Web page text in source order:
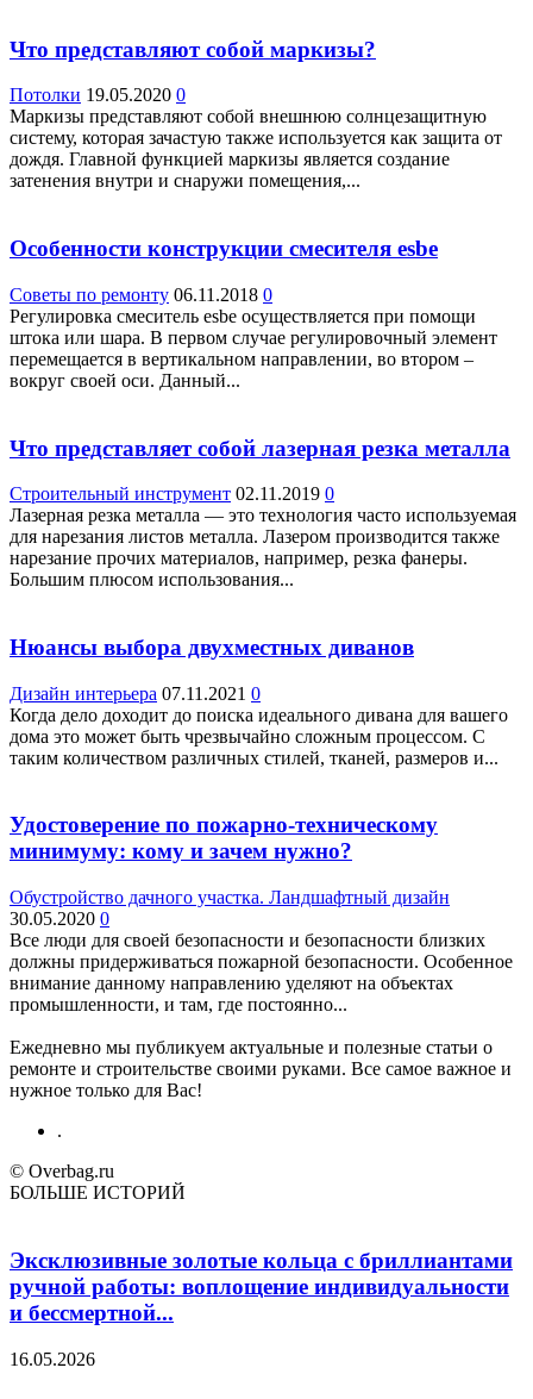
Что представляют собой маркизы?
Потолки 19.05.2020 0
Маркизы представляют собой внешнюю солнцезащитную
систему, которая зачастую также используется как защита от
дождя. Главной функцией маркизы является создание
затенения внутри и снаружи помещения,...
Особенности конструкции смесителя esbe
Советы по ремонту 06.11.2018 0
Регулировка смеситель esbe осуществляется при помощи
штока или шара. В первом случае регулировочный элемент
перемещается в вертикальном направлении, во втором –
вокруг своей оси. Данный...
Что представляет собой лазерная резка металла
Строительный инструмент 02.11.2019 0
Лазерная резка металла — это технология часто используемая
для нарезания листов металла. Лазером производится также
нарезание прочих материалов, например, резка фанеры.
Большим плюсом использования...
Нюансы выбора двухместных диванов
Дизайн интерьера 07.11.2021 0
Когда дело доходит до поиска идеального дивана для вашего
дома это может быть чрезвычайно сложным процессом. С
таким количеством различных стилей, тканей, размеров и...
Удостоверение по пожарно-техническому
минимуму: кому и зачем нужно?
Обустройство дачного участка. Ландшафтный дизайн
30.05.2020 0
Все люди для своей безопасности и безопасности близких
должны придерживаться пожарной безопасности. Особенное
внимание данному направлению уделяют на объектах
промышленности, и там, где постоянно...
Ежедневно мы публикуем актуальные и полезные статьи о
ремонте и строительстве своими руками. Все самое важное и
нужное только для Вас!
.
© Overbag.ru
БОЛЬШЕ ИСТОРИЙ
Эксклюзивные золотые кольца с бриллиантами
ручной работы: воплощение индивидуальности
и бессмертной...
16.05.2026